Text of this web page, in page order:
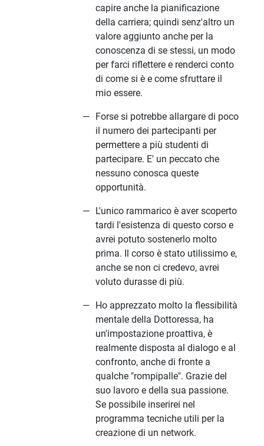
capire anche la pianificazione
della carriera; quindi senz'altro un
valore aggiunto anche per la
conoscenza di se stessi, un modo
per farci riflettere e renderci conto
di come si è e come sfruttare il
mio essere.
Forse si potrebbe allargare di poco
il numero dei partecipanti per
permettere a più studenti di
partecipare. E' un peccato che
nessuno conosca queste
opportunità.
L'unico rammarico è aver scoperto
tardi l'esistenza di questo corso e
avrei potuto sostenerlo molto
prima. Il corso è stato utilissimo e,
anche se non ci credevo, avrei
voluto durasse di più.
Ho apprezzato molto la flessibilità
mentale della Dottoressa, ha
un'impostazione proattiva, è
realmente disposta al dialogo e al
confronto, anche di fronte a
qualche "rompipalle". Grazie del
suo lavoro e della sua passione.
Se possibile inserirei nel
programma tecniche utili per la
creazione di un network.